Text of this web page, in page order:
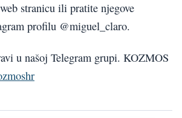
stranicu ili pratite njegove
profilu @miguel_claro.
u našoj Telegram grupi. KOZMOS